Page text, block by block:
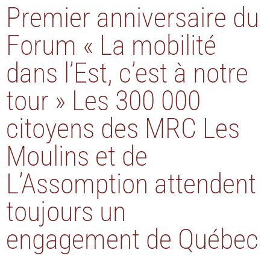
Premier anniversaire du
Forum « La mobilité
dans l’Est, c’est à notre
tour » Les 300 000
citoyens des MRC Les
Moulins et de
L’Assomption attendent
toujours un
engagement de Québec